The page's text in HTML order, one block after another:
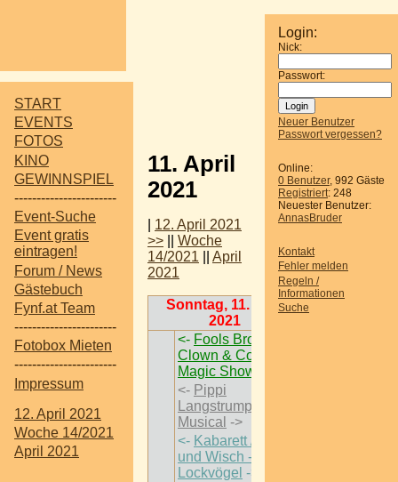
START
EVENTS
FOTOS
KINO
GEWINNSPIEL
-----------------------
Event-Suche
Event gratis
eintragen!
Forum / News
Gästebuch
Fynf.at Team
-----------------------
Fotobox Mieten
-----------------------
Impressum
12. April 2021
Woche 14/2021
April 2021
Login:
Nick:
Passwort:
Neuer Benutzer
Passwort vergessen?
Online:
0 Benutzer, 992 Gäste
Registriert: 248
Neuester Benutzer:
AnnasBruder
Kontakt
Fehler melden
Regeln /
Informationen
Suche
11. April
2021
12. April 2021
>>
Woche
14/2021
April
2021
Sonntag, 11. April
2021
<- Fools Brothers -
Clown & Comedy
Magic Show
<- Pippi
Langstrumpf - Das
Musical ->
<- Kabarett / Flo
und Wisch -
Lockvögel ->